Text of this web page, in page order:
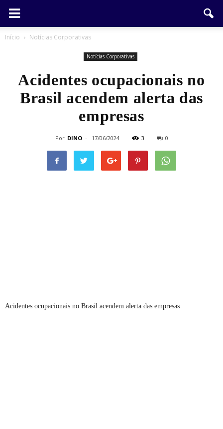
Início Notícias Corporativas
Notícias Corporativas
Acidentes ocupacionais no
Brasil acendem alerta das
empresas
Por DINO - 17/06/2024 3 0
Acidentes ocupacionais no Brasil acendem alerta das empresas